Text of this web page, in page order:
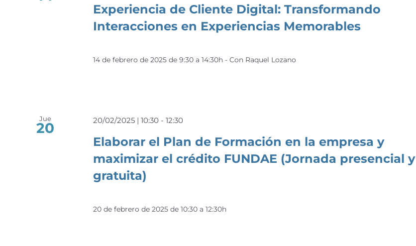
Experiencia de Cliente Digital: Transformando
Interacciones en Experiencias Memorables
14 de febrero de 2025 de 9:30 a 14:30h - Con Raquel Lozano
Jue
20
Elaborar el Plan de Formación en la empresa y
maximizar el crédito FUNDAE (Jornada presencial y
gratuita)
20/02/2025 | 10:30 -12:30
20 de febrero de 2025 de 10:30 a 12:30h